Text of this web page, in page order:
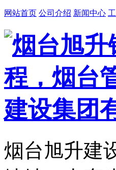
网站首页 公司介绍 新闻中心
烟台旭升建